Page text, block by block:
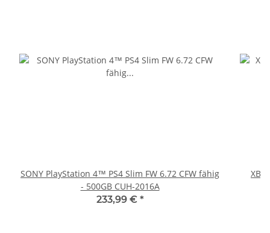
SONY PlayStation 4™ PS4 Slim FW 6.72 CFW fähig
- 500GB CUH-2016A
233,99 € *